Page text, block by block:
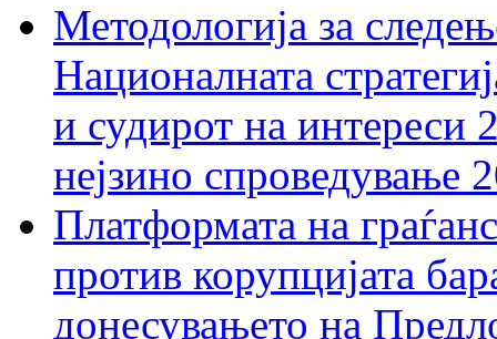
Методологија за
Националната
и судирот на интереси
нејзино спроведување
Платформата на
против корупцијата
донесувањето на